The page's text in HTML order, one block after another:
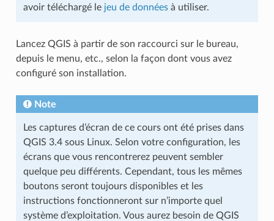
avoir téléchargé le jeu de donnéesà utiliser.
Lancez QGIS à partir de son raccourci sur le bureau,
depuis le menu, etc., selon la façon dont vous avez
configuré son installation.
Note
Les captures d’écran de ce cours ont été prises dans
QGIS 3.4 sous Linux. Selon votre configuration, les
écrans que vous rencontrerez peuvent sembler
quelque peu différents. Cependant, tous les mêmes
boutons seront toujours disponibles et les
instructions fonctionneront sur n’importe quel
système d’exploitation. Vous aurez besoin de QGIS